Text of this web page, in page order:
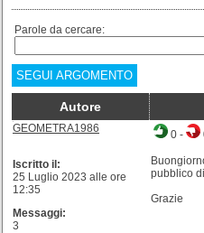
Parole da cercare:
SEGUI ARGOMENTO
Autore
GEOMETRA1986
Iscritto il:
25 Luglio 2023 alle ore
12:35
Messaggi:
3
0 -
pubblico
Grazie